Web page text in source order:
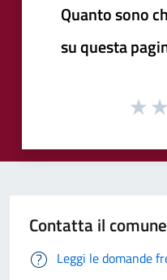
Quanto sono
su questa
Contatta il comune
Leggi le domande